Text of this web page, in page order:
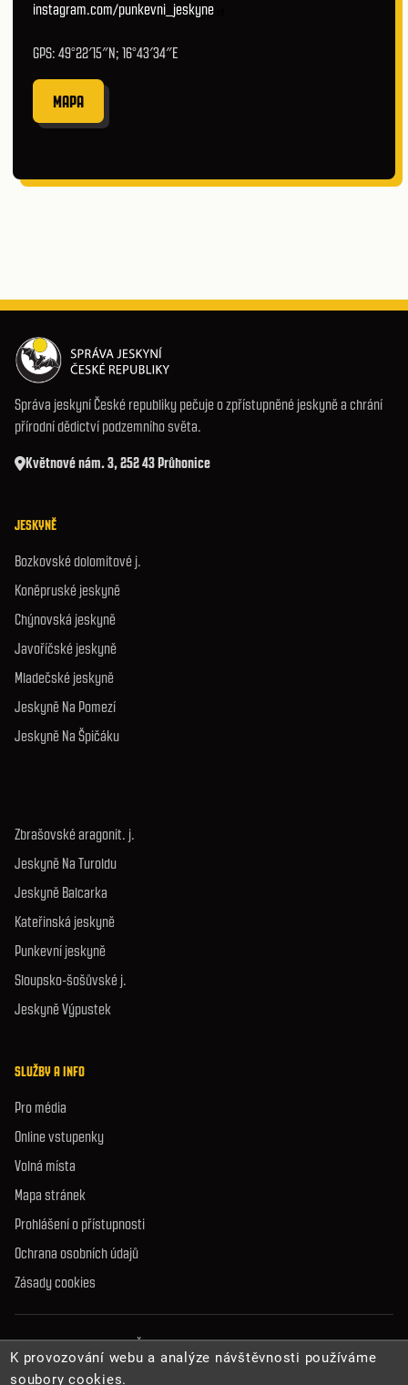
instagram.com/punkevni_jeskyne
GPS: 49°22′15″N; 16°43′34″E
MAPA
Správa jeskyní České republiky pečuje o zpřístupněné jeskyně a chrání
přírodní dědictví podzemního světa.
Květnové nám. 3, 252 43 Průhonice
JESKYNĚ
Bozkovské dolomitové j.
Koněpruské jeskyně
Chýnovská jeskyně
Javoříčské jeskyně
Mladečské jeskyně
Jeskyně Na Pomezí
Jeskyně Na Špičáku
Zbrašovské aragonit. j.
Jeskyně Na Turoldu
Jeskyně Balcarka
Kateřinská jeskyně
Punkevní jeskyně
Sloupsko-šošůvské j.
Jeskyně Výpustek
SLUŽBY A INFO
Pro média
Online vstupenky
Volná místa
Mapa stránek
Prohlášení o přístupnosti
Ochrana osobních údajů
Zásady cookies
© 2026 Správa jeskyní České republiky. Všechna práva vyhrazena.
K provozování webu a analýze návštěvnosti používáme
soubory cookies.